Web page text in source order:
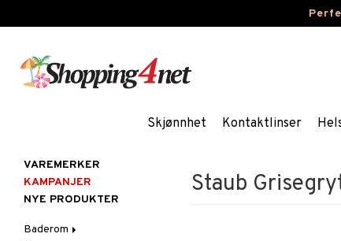
Skjønnhet Kontaktlinser
Staub
VAREMERKER
KAMPANJER
NYE PRODUKTER
Baderom